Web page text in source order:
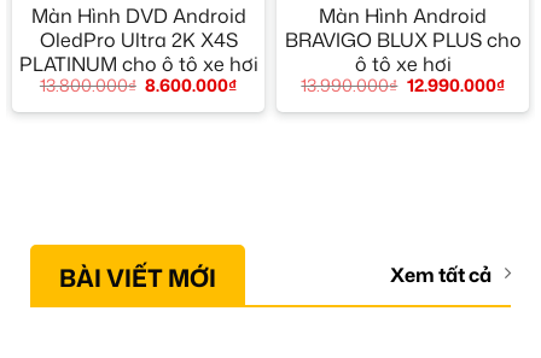
Màn Hình DVD Android
OledPro Ultra 2K X4S
PLATINUM cho ô tô xe hơi
13.800.000₫ 8.600.000₫
Màn Hình Android
BRAVIGO BLUX PLUS cho
ô tô xe hơi
13.990.000₫ 12.990.000₫
BÀI VIẾT MỚI Xem tất cả